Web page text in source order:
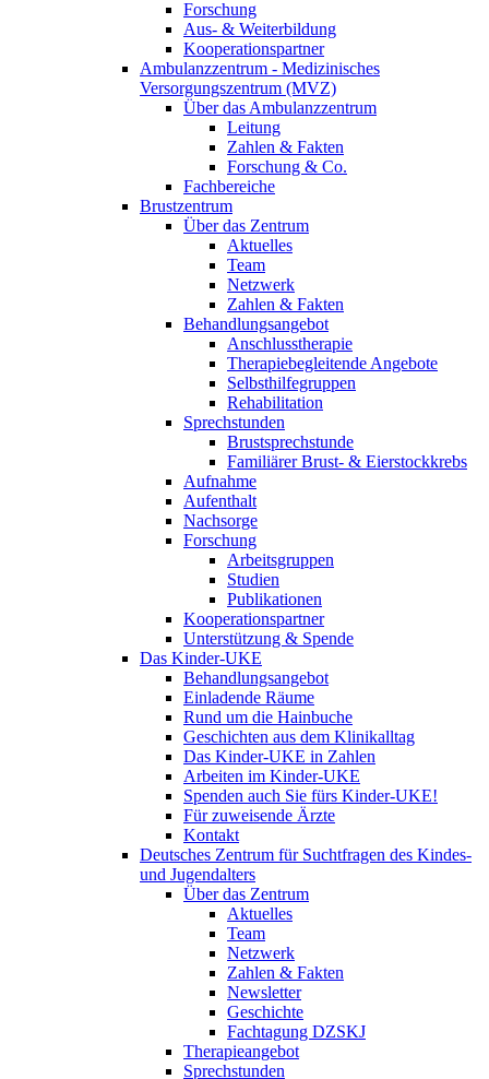
Forschung
Aus- & Weiterbildung
Kooperationspartner
Ambulanzzentrum - Medizinisches
Versorgungszentrum (MVZ)
Über das Ambulanzzentrum
Leitung
Zahlen & Fakten
Forschung & Co.
Fachbereiche
Brustzentrum
Über das Zentrum
Aktuelles
Team
Netzwerk
Zahlen & Fakten
Behandlungsangebot
Anschlusstherapie
Therapiebegleitende Angebote
Selbsthilfegruppen
Rehabilitation
Sprechstunden
Brustsprechstunde
Familiärer Brust- & Eierstockkrebs
Aufnahme
Aufenthalt
Nachsorge
Forschung
Arbeitsgruppen
Studien
Publikationen
Kooperationspartner
Unterstützung & Spende
Das Kinder-UKE
Behandlungsangebot
Einladende Räume
Rund um die Hainbuche
Geschichten aus dem Klinikalltag
Das Kinder-UKE in Zahlen
Arbeiten im Kinder-UKE
Spenden auch Sie fürs Kinder-UKE!
Für zuweisende Ärzte
Kontakt
Deutsches Zentrum für Suchtfragen des Kindes-
und Jugendalters
Über das Zentrum
Aktuelles
Team
Netzwerk
Zahlen & Fakten
Newsletter
Geschichte
Fachtagung DZSKJ
Therapieangebot
Sprechstunden